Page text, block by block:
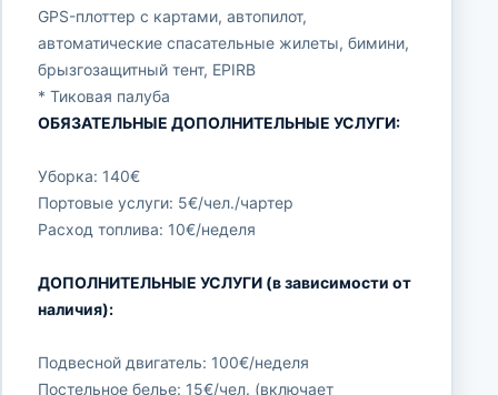
GPS-плоттер с картами, автопилот,
автоматические спасательные жилеты, бимини,
брызгозащитный тент, EPIRB
* Тиковая палуба
ОБЯЗАТЕЛЬНЫЕ ДОПОЛНИТЕЛЬНЫЕ УСЛУГИ:
Уборка: 140€
Портовые услуги: 5€/чел./чартер
Расход топлива: 10€/неделя
ДОПОЛНИТЕЛЬНЫЕ УСЛУГИ (в зависимости от
наличия):
Подвесной двигатель: 100€/неделя
Постельное белье: 15€/чел. (включает